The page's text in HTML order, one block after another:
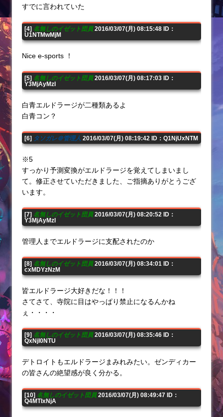
すでに言われていた
[4] 名無しのイゼット団員2016/03/07(月) 08:15:48 ID：
U1NTMwMjM
Nice e-sports ！
[5] 名無しのイゼット団員2016/03/07(月) 08:17:03 ID：
Y3MjAyMzI
白青エルドラージが二種類あるよ
白青コン？
[6] タソガレ＠管理人 2016/03/07(月) 08:19:42 ID：Q1NjUxNTM
※5
すっかり予測変換がエルドラージを覚えてしまいまし
て。修正させていただきました、ご指摘ありがとうござ
います。
[7] 名無しのイゼット団員2016/03/07(月) 08:20:52 ID：
Y3MjAyMzI
管理人までエルドラージに支配されたのか
[8] 名無しのイゼット団員2016/03/07(月) 08:34:01 ID：
cxMDYzNzM
皆エルドラージ大好きだな！！！
さてさて、寺院に目はやっぱり禁止になるんかね
ぇ・・・・
[9] 名無しのイゼット団員2016/03/07(月) 08:35:46 ID：
QxNjI0NTU
デトロイトもエルドラージまみれみたい。ゼンディカー
の皆さんの絶望感が良く分かる。
[10] 名無しのイゼット団員2016/03/07(月) 08:49:47 ID：
Q4MTIxNjA